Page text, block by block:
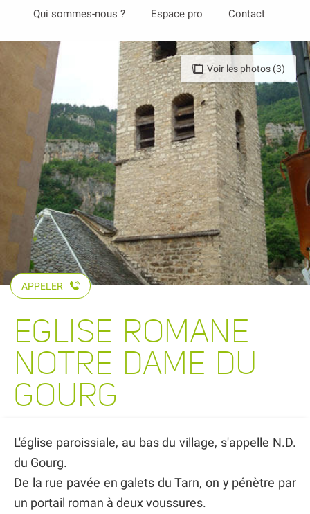
contenu
principal
Qui sommes-nous ? Espace pro Contact
Voir les photos (3)
APPELER
EGLISE ROMANE
NOTRE DAME DU
GOURG
L'église paroissiale, au bas du village, s'appelle N.D.
du Gourg.
De la rue pavée en galets du Tarn, on y pénètre par
un portail roman à deux voussures.